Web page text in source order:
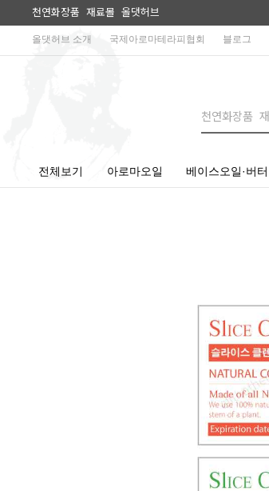
천연화장품 재료몰 올댓허브
올댓허브 소개 국제아로마테라피협회 블로그
전체보기 아로마오일 베이스오일·버터